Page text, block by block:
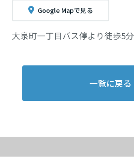
Google Mapで見る
大泉町一丁目バス停より徒歩5分
一覧に戻る